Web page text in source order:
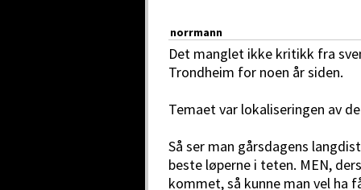
norrmann
Det manglet ikke kritikk fra
Trondheim for noen år siden.
Temaet var lokaliseringen av
Så ser man gårsdagens
beste løperne i teten. MEN,
kommet, så kunne man vel ha